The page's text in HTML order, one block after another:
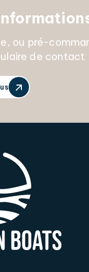
ou pré-
de contact